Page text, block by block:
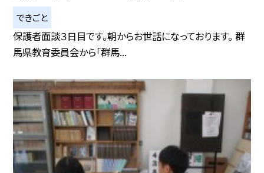
できごと
保護者面談３日目です。朝からお世話になっております。 群
馬県教育委員会から「群馬...